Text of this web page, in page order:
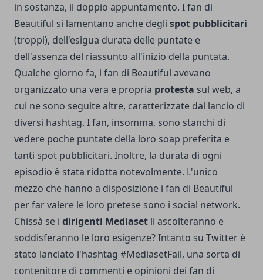
in sostanza, il doppio appuntamento. I fan di
Beautiful si lamentano anche degli spot pubblicitari
(troppi), dell'esigua durata delle puntate e
dell'assenza del riassunto all'inizio della puntata.
Qualche giorno fa, i fan di Beautiful avevano
organizzato una vera e propria protesta sul web, a
cui ne sono seguite altre, caratterizzate dal lancio di
diversi hashtag. I fan, insomma, sono stanchi di
vedere poche puntate della loro soap preferita e
tanti spot pubblicitari. Inoltre, la durata di ogni
episodio è stata ridotta notevolmente. L'unico
mezzo che hanno a disposizione i fan di Beautiful
per far valere le loro pretese sono i social network.
Chissà se i dirigenti Mediaset li ascolteranno e
soddisferanno le loro esigenze? Intanto su Twitter è
stato lanciato l'hashtag #MediasetFail, una sorta di
contenitore di commenti e opinioni dei fan di